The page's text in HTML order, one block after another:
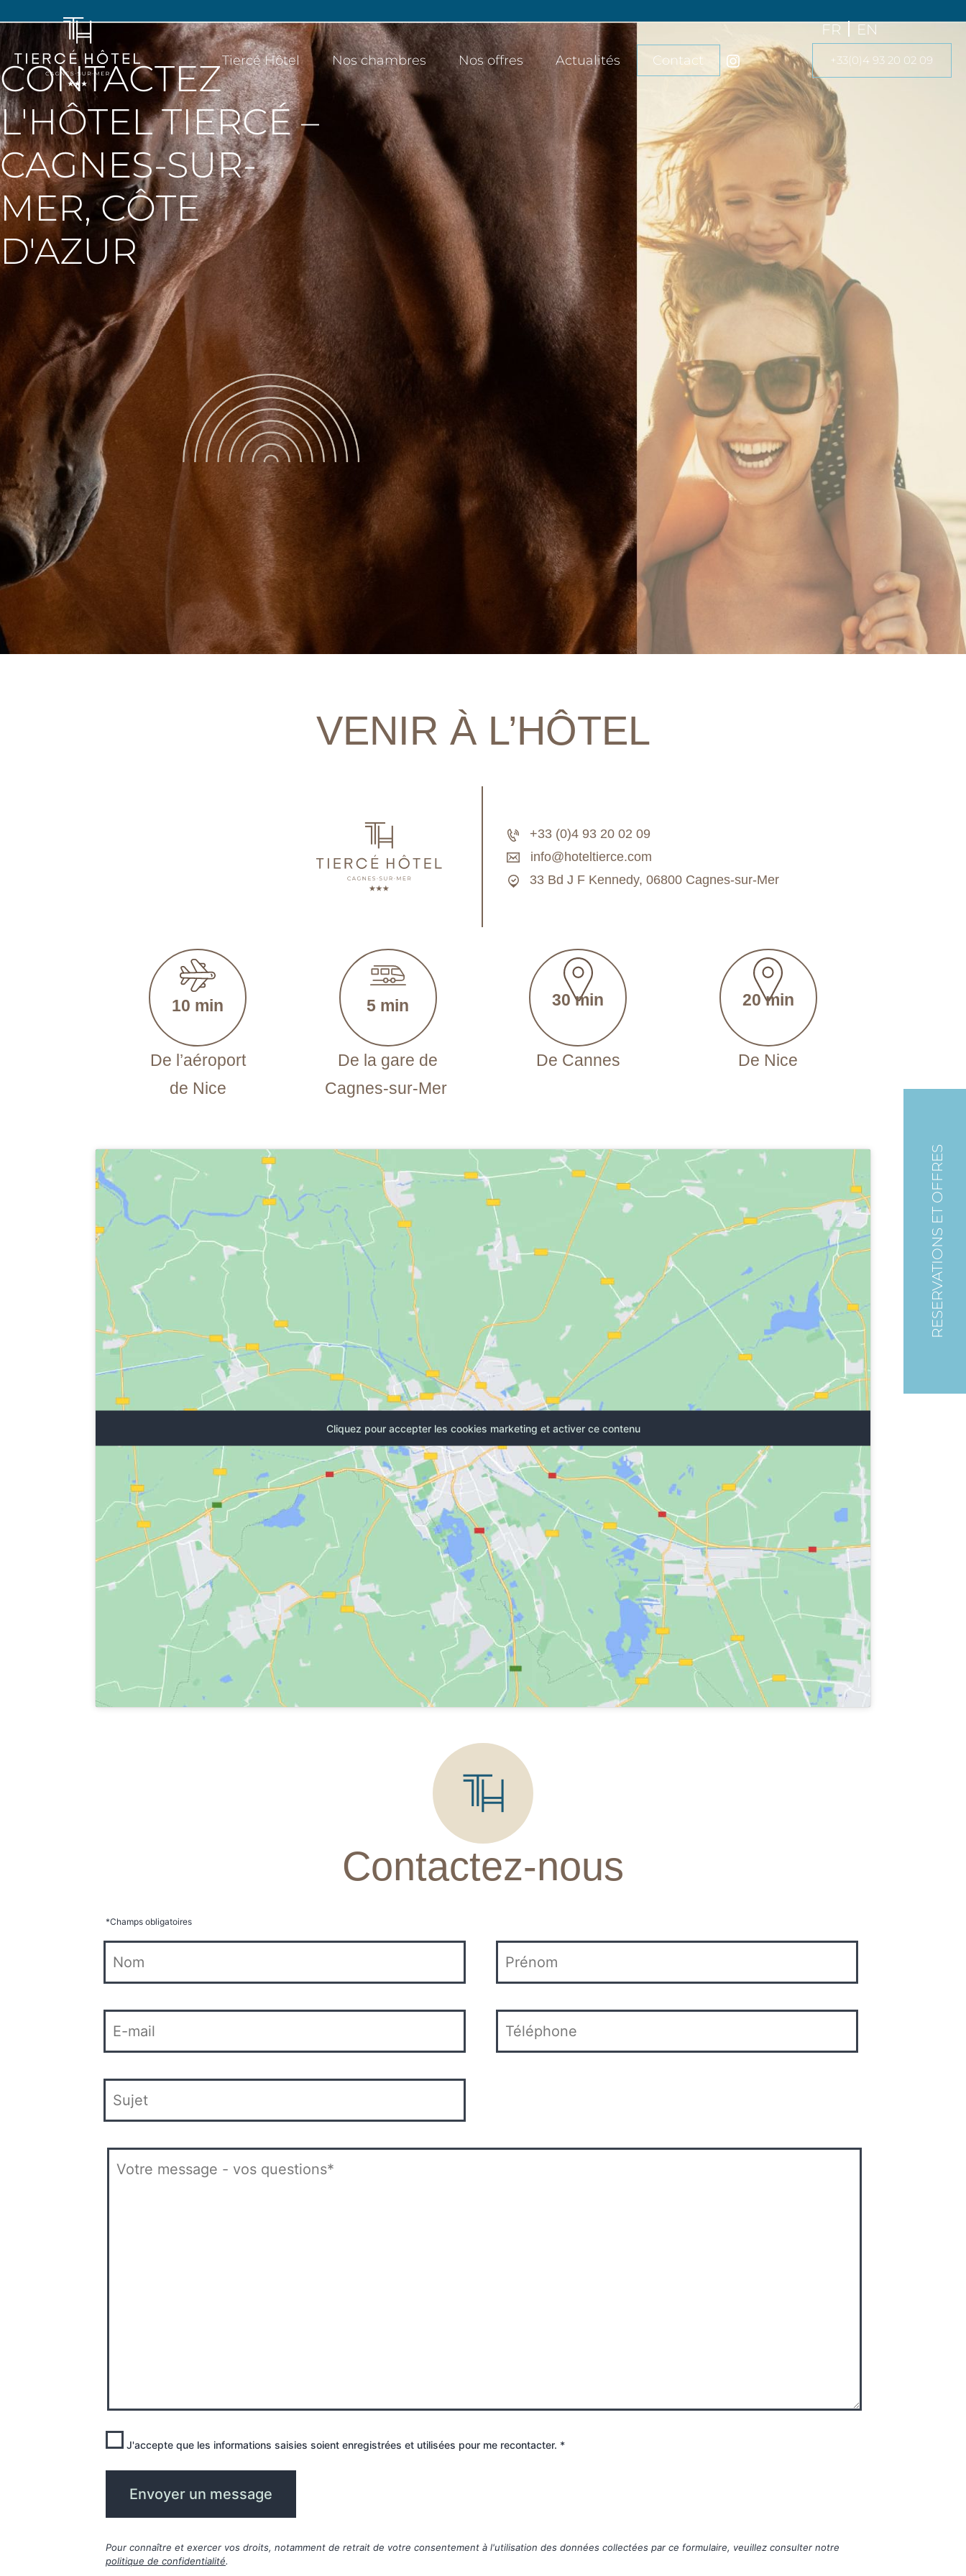
RESERVATIONS ET OFFRES
Tiercé Hôtel Nos chambres Nos offres Actualités Contact
FR EN
+33(0)4 93 20 02 09
CONTACTEZ
L'HÔTEL TIERCÉ –
CAGNES-SUR-
MER, CÔTE
D'AZUR
VENIR À L’HÔTEL
+33 (0)4 93 20 02 09
info@hoteltierce.com
33 Bd J F Kennedy, 06800 Cagnes-sur-Mer
10 min
De l’aéroport
de Nice
5 min
De la gare de
Cagnes-sur-Mer
30 min
De Cannes
20 min
De Nice
Cliquez pour accepter les cookies marketing et activer ce contenu
Contactez-nous
*Champs obligatoires
J'accepte que les informations saisies soient enregistrées et utilisées pour me recontacter. *
Pour connaître et exercer vos droits, notamment de retrait de votre consentement à l'utilisation des données collectées par ce formulaire, veuillez consulter notre
politique de confidentialité.